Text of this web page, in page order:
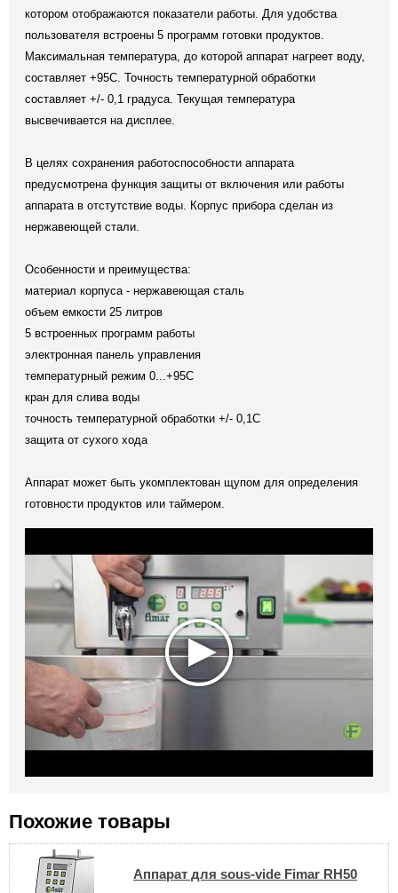
котором отображаются показатели работы. Для удобства
пользователя встроены 5 программ готовки продуктов.
Максимальная температура, до которой аппарат нагреет воду,
составляет +95С. Точность температурной обработки
составляет +/- 0,1 градуса. Текущая температура
высвечивается на дисплее.
В целях сохранения работоспособности аппарата
предусмотрена функция защиты от включения или работы
аппарата в отстутствие воды. Корпус прибора сделан из
нержавеющей стали.
Особенности и преимущества:
материал корпуса - нержавеющая сталь
объем емкости 25 литров
5 встроенных программ работы
электронная панель управления
температурный режим 0...+95С
кран для слива воды
точность температурной обработки +/- 0,1С
защита от сухого хода
Аппарат может быть укомплектован щупом для определения
готовности продуктов или таймером.
Похожие товары
Аппарат для sous-vide Fimar RH50